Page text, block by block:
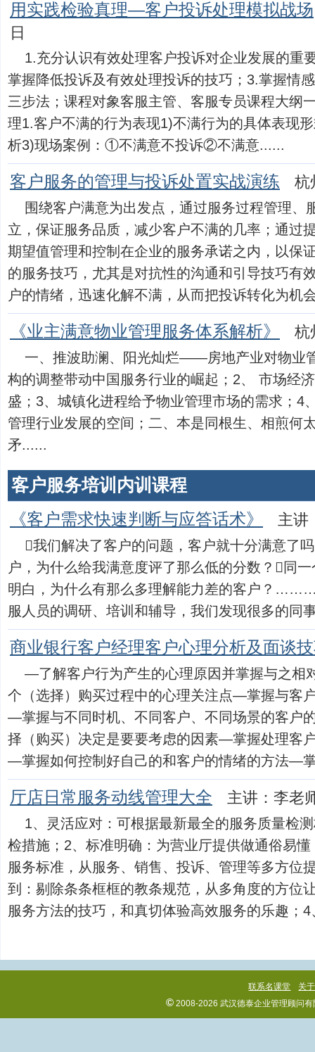
用实践检验真理—客户投诉处理模拟战场
日
1.充分认识有效处理客户投诉对企业发展的重
掌握降低投诉及有效处理投诉的技巧；3.掌握情
三步法；课程对象客服主管、客服专员课程大纲
理1.客户不满的行为表现1)不满行为的具体表现
析3)现场案例：①不满意不投诉②不满意......
客户服务的管理与投诉处置实战演练 杭
围绕客户满意为出发点，通过服务过程管理、
立，保证服务品质，减少客户不满的几率；通过
期望值管理和控制在企业的服务承诺之内，以保
的服务技巧，尤其是对抗性的沟通和引导技巧有
户的情绪，迅速化解不满，从而把投诉转化为机
《业主满意物业管理服务体系解析》 杭
一、推波助澜、阳光灿烂——房地产业对物业
构的调整带动中国服务行业的崛起；2、 市场经
盛；3、城镇化进程给予物业管理市场的需求；4
管理行业发展的空间；二、本是同根生、相煎
矛......
客户服务培训内训课程
《客户需求快速判断与应答话术》 主讲
我们解决了客户的问题，客户就十分满意了
户，为什么给我满意度评了那么低的分数？同
明白，为什么有那么多理解能力差的客户？
服人员的调研、培训和辅导，我们发现很多的同
商业银行客户经理客户心理分析及面谈
―了解客户行为产生的心理原因并掌握与之相
个（选择）购买过程中的心理关注点―掌握与客
―掌握与不同时机、不同客户、不同场景的客户
择（购买）决定是要要考虑的因素―掌握处理客
―掌握如何控制好自己的和客户的情绪的方法―
厅店日常服务动线管理大全 主讲：李老
1、灵活应对：可根据最新最全的服务质量检
检措施；2、标准明确：为营业厅提供做通俗易
服务标准，从服务、销售、投诉、管理等多方位
到：剔除条条框框的教条规范，从多角度的方位
服务方法的技巧，和真切体验高效服务的乐趣；
联系名课堂 关
© 2008-2026 武汉德泰企业管理顾问